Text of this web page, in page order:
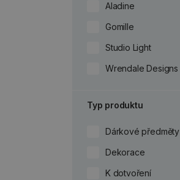
Aladine
Gomille
Studio Light
Wrendale Designs
Typ produktu
Dárkové předměty
Dekorace
K dotvoření